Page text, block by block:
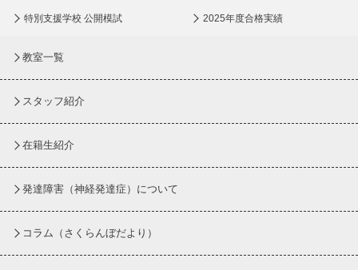
特別支援学校 公開模試 2025年度合格実績
教室一覧
スタッフ紹介
在籍生紹介
発達障害（神経発達症）について
コラム （さくらんぼだより）